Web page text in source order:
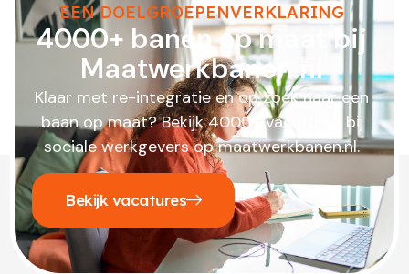
EEN DOELGROEPENVERKLARING
4000+ banen op maat bij
Maatwerkbanen.nl
Klaar met re-integratie en op zoek naar een
baan op maat? Bekijk 4000+ vacatures bij
sociale werkgevers op maatwerkbanen.nl.
Bekijk vacatures